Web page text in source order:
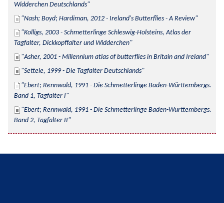
Widderchen Deutschlands
Nash; Boyd; Hardiman, 2012 - Ireland's Butterflies - A Review
Kolligs, 2003 - Schmetterlinge Schleswig-Holsteins, Atlas der
Tagfalter, Dickkopffalter und Widderchen
Asher, 2001 - Millennium atlas of butterflies in Britain and Ireland
Settele, 1999 - Die Tagfalter Deutschlands
Ebert; Rennwald, 1991 - Die Schmetterlinge Baden-Württembergs.
Band 1, Tagfalter I
Ebert; Rennwald, 1991 - Die Schmetterlinge Baden-Württembergs.
Band 2, Tagfalter II